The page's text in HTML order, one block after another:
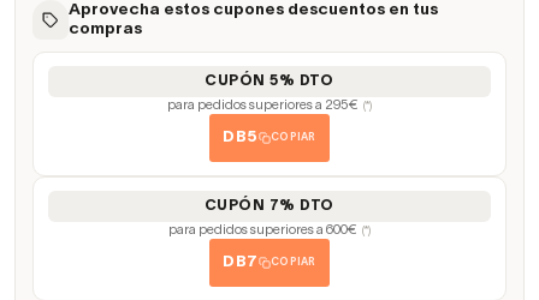
Aprovecha estos cupones descuentos en tus
compras
CUPÓN 5% DTO
para pedidos superiores a 295€ (*)
DB5 COPIAR
CUPÓN 7% DTO
para pedidos superiores a 600€ (*)
DB7 COPIAR